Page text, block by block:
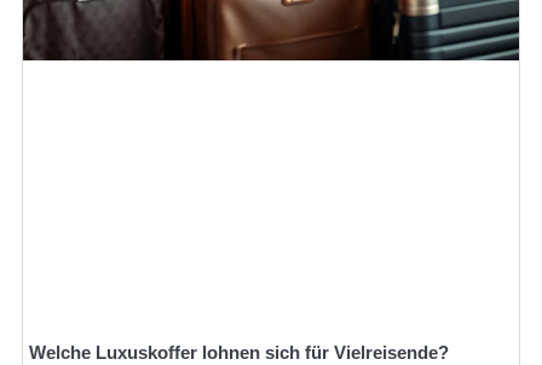
Welche Luxuskoffer lohnen sich für Vielreisende?